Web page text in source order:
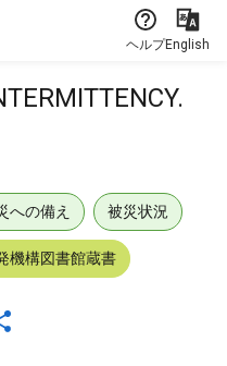
ヘルプEnglish
への備え 被災状況
機構図書館蔵書